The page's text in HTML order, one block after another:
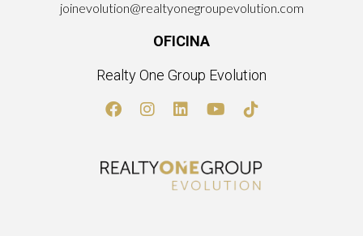
joinevolution@realtyonegroupevolution.com
OFICINA
Realty One Group Evolution